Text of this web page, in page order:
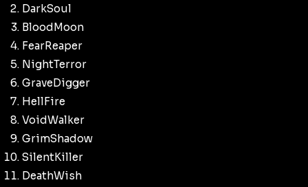
DarkSoul
BloodMoon
FearReaper
NightTerror
GraveDigger
HellFire
VoidWalker
GrimShadow
SilentKiller
DeathWish